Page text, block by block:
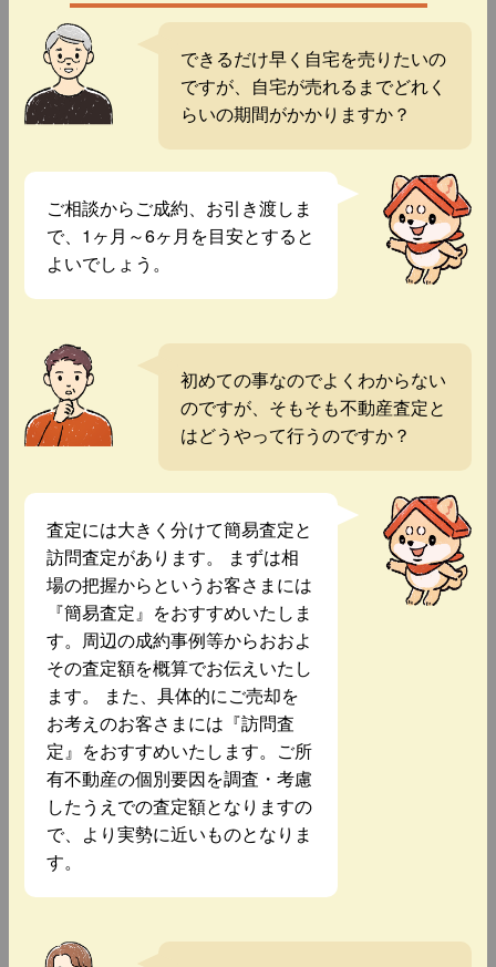
できるだけ早く自宅を売りたいの
ですが、自宅が売れるまでどれく
らいの期間がかかりますか？
ご相談からご成約、お引き渡しま
で、1ヶ月～6ヶ月を目安とすると
よいでしょう。
初めての事なのでよくわからない
のですが、そもそも不動産査定と
はどうやって行うのですか？
査定には大きく分けて簡易査定と
訪問査定があります。 まずは相
場の把握からというお客さまには
『簡易査定』をおすすめいたしま
す。周辺の成約事例等からおおよ
その査定額を概算でお伝えいたし
ます。 また、具体的にご売却を
お考えのお客さまには『訪問査
定』をおすすめいたします。ご所
有不動産の個別要因を調査・考慮
したうえでの査定額となりますの
で、より実勢に近いものとなりま
す。